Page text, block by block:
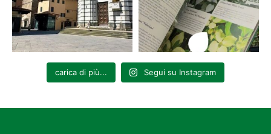
carica di più... Segui su Instagram